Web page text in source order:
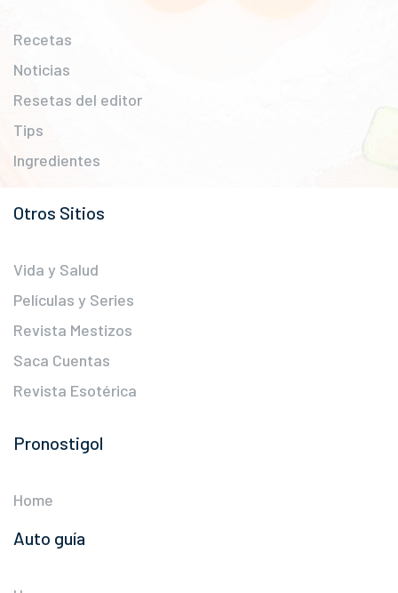
Recetas
Noticias
Resetas del editor
Tips
Ingredientes
Otros Sitios
Vida y Salud
Películas y Series
Revista Mestizos
Saca Cuentas
Revista Esotérica
Pronostigol
Home
Auto guía